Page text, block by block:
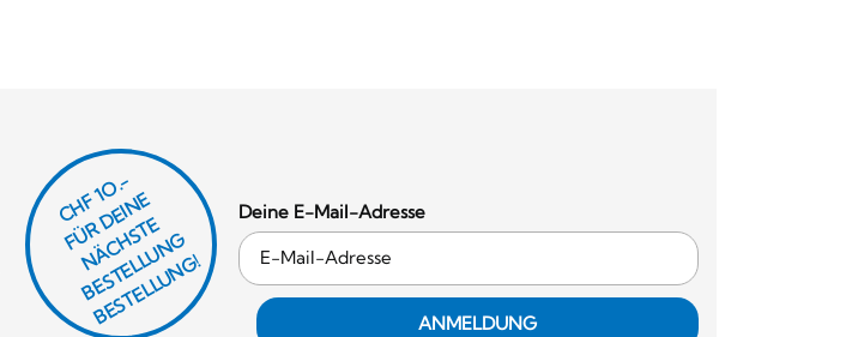
CHF 1O.-
F
Ü
R
D
EI
N
E
N
Ä
C
H
S
T
E
B
E
S
T
E
L
L
U
N
G
B
E
S
T
E
L
L
U
N
G!
Deine E-Mail-Adresse
ANMELDUNG